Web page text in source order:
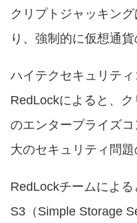
クリプトジャッキン
り、強制的に仮想通
ハイテクセキュリテ
RedLockによると、
のエンタープライズ
大のセキュリティ問題
RedLockチームによ
S3（Simple Storage